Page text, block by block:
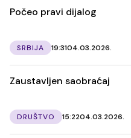
Počeo pravi dijalog
SRBIJA 19:3104.03.2026.
Zaustavljen saobraćaj
DRUŠTVO 15:2204.03.2026.